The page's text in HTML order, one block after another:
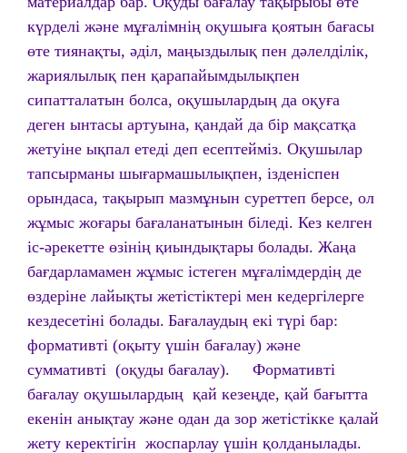
күрделі және мұғалімнің оқушыға қоятын бағасы
өте тиянақты, әділ, маңыздылық пен дәлелділік,
жариялылық пен қарапайымдылықпен
сипатталатын болса, оқушылардың да оқуға
деген ынтасы артуына, қандай да бір мақсатқа
жетуіне ықпал етеді деп есептейміз. Оқушылар
тапсырманы шығармашылықпен, ізденіспен
орындаса, тақырып мазмұнын суреттеп берсе, ол
жұмыс жоғары бағаланатынын біледі. Кез келген
іс-әрекетте өзінің қиындықтары болады. Жаңа
бағдарламамен жұмыс істеген мұғалімдердің де
өздеріне лайықты жетістіктері мен кедергілерге
кездесетіні болады. Бағалаудың екі түрі бар:
формативті (оқыту үшін бағалау) және
суммативті (оқуды бағалау).
Формативті
бағалау оқушылардың қай кезеңде, қай бағытта
екенін анықтау және одан да зор жетістікке қалай
жету керектігін жоспарлау үшін қолданылады.